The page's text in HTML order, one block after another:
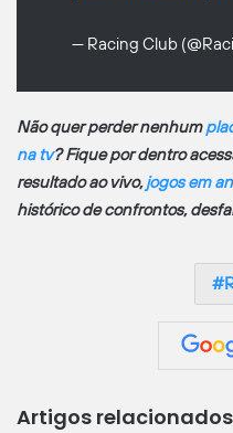
— Racing Club
Não quer perder nenhum
na tv? Fique por dentro
resultado ao vivo,jogos em
histórico de confrontos,
Artigos relacionados